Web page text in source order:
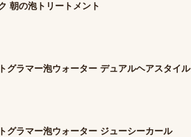
朝の泡トリートメント
グラマー泡ウォーター デュアルヘアスタイル
グラマー泡ウォーター ジューシーカール